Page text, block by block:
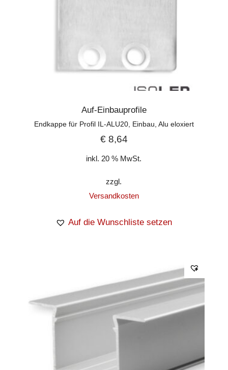
Auf-Einbauprofile
Endkappe für Profil IL-ALU20, Einbau, Alu eloxiert
€8,64
inkl. 20 % MwSt.
zzgl.
Versandkosten
Auf die Wunschliste setzen